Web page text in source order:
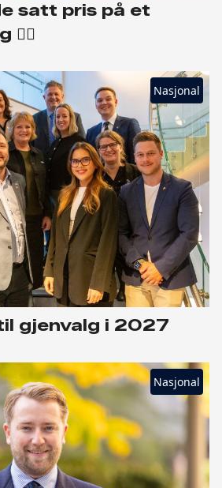
satt pris på et
Nasjonal
gjenvalg i 2027
Nasjonal